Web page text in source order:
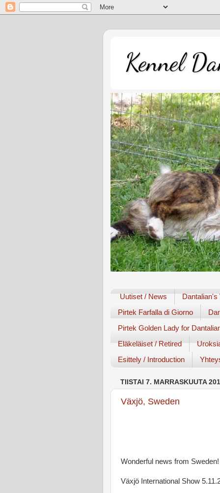
Kennel
Uutiset / News
Dantalian's
Pirtek Farfalla di Giorno
Pirtek Golden Lady for
Eläkeläiset / Retired
Esittely / Introduction
TIISTAI 7. MARRASKUUTA
Växjö, Sweden
Wonderful news from
Växjö International Show